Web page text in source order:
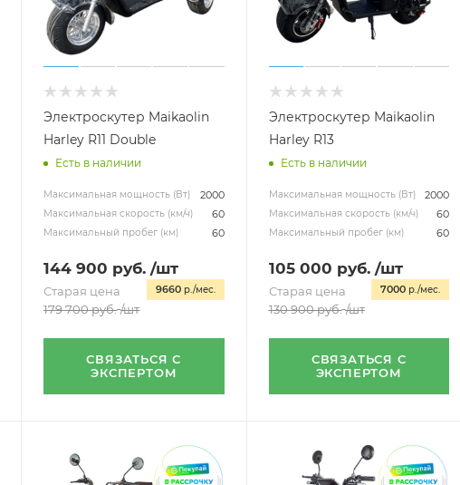
Электроскутер Maikaolin
Harley R11 Double
Есть в наличии
Максимальная мощность (Вт) 2000
Максимальная скорость (км/ч) 60
Максимальный пробег (км) 60
144 900 руб. /шт
9660р./мес.
Старая цена
179 700руб. /шт
СВЯЗАТЬСЯ С
ЭКСПЕРТОМ
Электроскутер Maikaolin
Harley R13
Есть в наличии
Максимальная мощность (Вт) 2000
Максимальная скорость (км/ч) 60
Максимальный пробег (км) 60
105 000 руб. /шт
7000р./мес.
Старая цена
130 900руб. /шт
СВЯЗАТЬСЯ С
ЭКСПЕРТОМ